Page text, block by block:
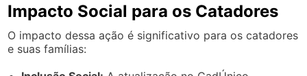
Impacto Social para os Catadores
O impacto dessa ação é significativo para os catadores
e suas famílias: